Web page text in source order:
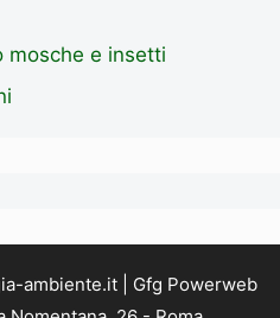
mosche e insetti
ambiente.it | Gfg Powerweb